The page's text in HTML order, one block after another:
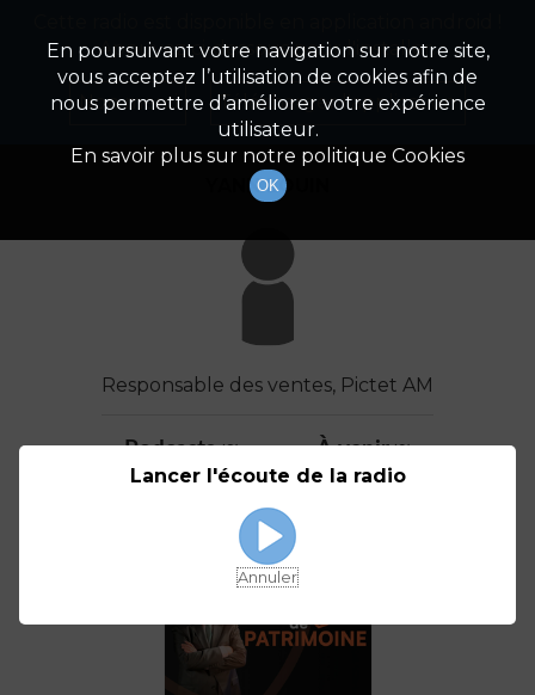
Détail De L'invité(e)
YANN LOUIN
Responsable des ventes, Pictet AM
Podcasts À venir
En poursuivant votre navigation sur notre site,
vous acceptez l’utilisation de cookies afin de
nous permettre d’améliorer votre expérience
utilisateur.
En savoir plus sur notre politique Cookies
OK
Appuyez ci-dessous pour l'installer.
Non merci Télécharger l'application
Lancer l'écoute de la radio
Annuler